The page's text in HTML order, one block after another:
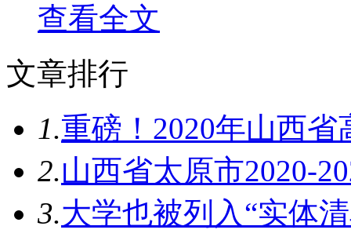
查看全文
文章排行
1.重磅！2020年山西省
2.山西省太原市2020-
3.大学也被列入“实体